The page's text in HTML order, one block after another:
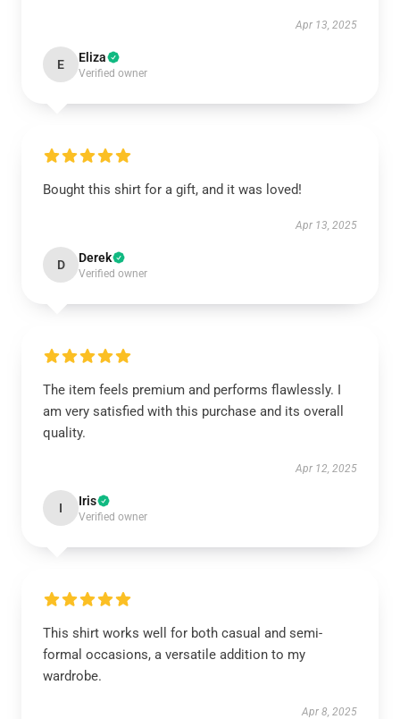
Apr 13, 2025
E Eliza
Verified owner
Bought this shirt for a gift, and it was loved!
Apr 13, 2025
D Derek
Verified owner
The item feels premium and performs flawlessly. I
am very satisfied with this purchase and its overall
quality.
Apr 12, 2025
I Iris
Verified owner
This shirt works well for both casual and semi-
formal occasions, a versatile addition to my
wardrobe.
Apr 8, 2025